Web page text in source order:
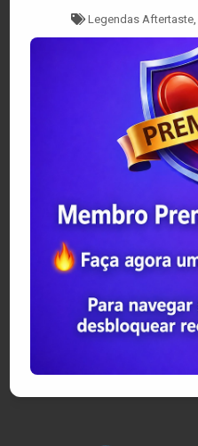
Tagged
Legendas Aftertaste